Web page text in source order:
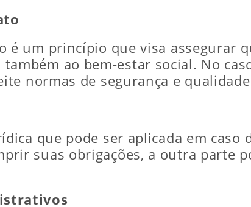
é um princípio que visa assegurar
ao bem-estar social. No
normas de segurança e
que pode ser aplicada em caso
suas obrigações, a outra parte